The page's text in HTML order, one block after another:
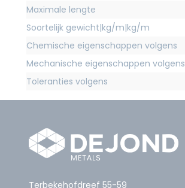
Maximale lengte
Soortelijk gewicht|kg/m|kg/m
Chemische eigenschappen volgens
Mechanische eigenschappen volgens
Toleranties volgens
Terbekehofdreef 55-59